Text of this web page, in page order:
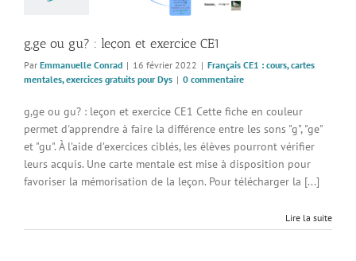
g,ge ou gu? : leçon et exercice CE1
Par Emmanuelle Conrad | 16 février 2022 | Français CE1 : cours, cartes
mentales, exercices gratuits pour Dys | 0 commentaire
g,ge ou gu? : leçon et exercice CE1 Cette fiche en couleur
permet d'apprendre à faire la différence entre les sons "g", "ge"
et "gu". À l’aide d’exercices ciblés, les élèves pourront vérifier
leurs acquis. Une carte mentale est mise à disposition pour
favoriser la mémorisation de la leçon. Pour télécharger la [...]
Lire la suite